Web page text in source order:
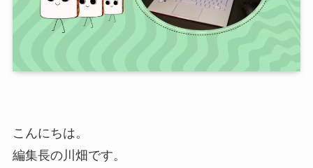
こんにちは。
編集長の川畑です。